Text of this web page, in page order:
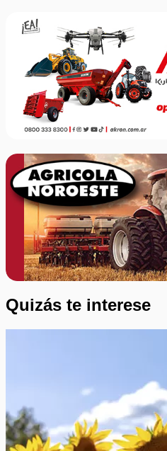
Quizás te interese